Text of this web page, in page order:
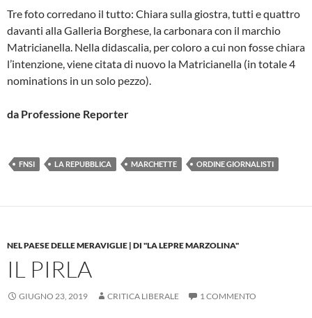
Tre foto corredano il tutto: Chiara sulla giostra, tutti e quattro
davanti alla Galleria Borghese, la carbonara con il marchio
Matricianella. Nella didascalia, per coloro a cui non fosse chiara
l’intenzione, viene citata di nuovo la Matricianella (in totale 4
nominations in un solo pezzo).
da Professione Reporter
FNSI LA REPUBBLICA MARCHETTE ORDINE GIORNALISTI
NEL PAESE DELLE MERAVIGLIE | DI "LA LEPRE MARZOLINA"
IL PIRLA
GIUGNO 23, 2019 CRITICA LIBERALE 1 COMMENTO